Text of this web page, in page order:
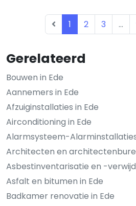
Gerelateerd
Bouwen in Ede
Aannemers in Ede
Afzuiginstallaties in Ede
Airconditioning in Ede
Alarmsysteem-
Architecten en
Asbestinventarisatie en -
Asfalt en bitumen in Ede
Badkamer renovatie in Ede
1 2 3 ...